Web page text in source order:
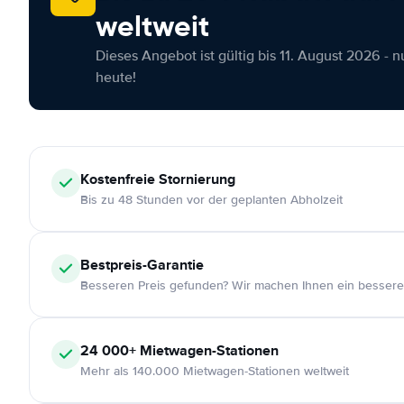
weltweit
Dieses Angebot ist gültig bis 11. August 2026 -
heute!
KostenfreieStornierung
Bis zu 48 Stunden vor der geplanten Abholzeit
Bestpreis-Garantie
Besseren Preis gefunden? Wir machen Ihnen ein
24 000+ Mietwagen-Stationen
Mehr als 140.000 Mietwagen-Stationen weltweit